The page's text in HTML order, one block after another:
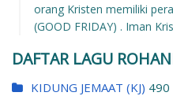
orang Kristen memiliki
(GOOD FRIDAY) . Iman
DAFTAR LAGU
KIDUNG JEMAAT (KJ) 490